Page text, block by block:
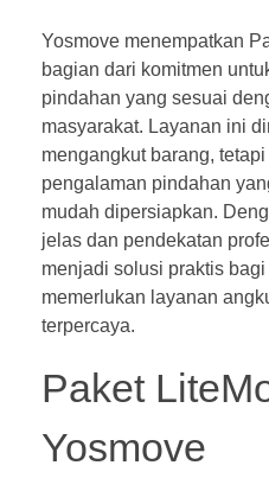
Yosmove menempatkan
bagian dari komitmen
pindahan yang sesuai
masyarakat. Layanan ini
mengangkut barang,
pengalaman pindahan
mudah dipersiapkan.
jelas dan pendekatan
menjadi solusi praktis
memerlukan layanan
terpercaya.
Paket
Yosmove